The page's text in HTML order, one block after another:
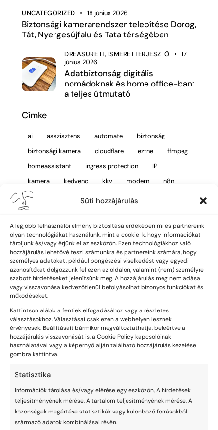
Süti hozzájárulás
A legjobb felhasználói élmény biztosítása érdekében mi és partnereink
olyan technológiákat használunk, mint a cookie-k, hogy információkat
tároljunk és/vagy érjünk el az eszközön. Ezen technológiákhoz való
hozzájárulás lehetővé teszi számunkra és partnereink számára, hogy
személyes adatokat, például böngészési viselkedést vagy egyedi
azonosítókat dolgozzunk fel ezen az oldalon, valamint (nem) személyre
szabott hirdetéseket jelenítsünk meg. A hozzájárulás meg nem adása
vagy visszavonása kedvezőtlenül befolyásolhat bizonyos funkciókat és
működéseket.
Kattintson alább a fentiek elfogadásához vagy a részletes
választásokhoz. Választásai csak ezen a webhelyen lesznek
érvényesek. Beállításait bármikor megváltoztathatja, beleértve a
hozzájárulás visszavonását is, a Cookie Policy kapcsolóinak
használatával vagy a képernyő alján található hozzájárulás kezelése
gombra kattintva.
Statisztika
Információk tárolása és/vagy elérése egy eszközön, A hirdetések
teljesítményének mérése, A tartalom teljesítményének mérése, A
közönségek megértése statisztikák vagy különböző forrásokból
származó adatok kombinálásai révén.
UNCATEGORIZED 18 június 2026
Biztonsági kamerarendszer telepítése Dorog,
Tát, Nyergesújfalu és Tata térségében
DREASURE IT, ISMERETTERJESZTŐ
17
június 2026
Adatbiztonság digitális
nomádoknak és home office-ban:
a teljes útmutató
Címke
ai asszisztens automate
biztonság
biztonsági kamera
cloudflare eztne
ffmpeg
homeassistant
ingress protection
IP
kamera
kedvenc kkv modern
n8n
nvr
porállóság protect
szabvány
wifi
wifi kamera
Maradj naprakész!
Elfogadom azAdatkezelési nyilatkozatot.
Szolgáltatások
dreasure automate
dreasure it
dreasure host
(hamarosan)
Blog
Automate
Protect
Host